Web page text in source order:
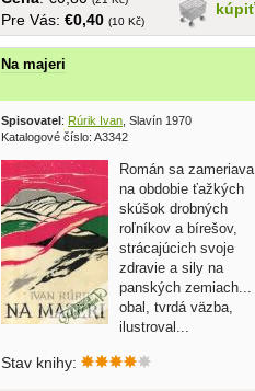
kúpiť
Pre Vás: €0,40 (10 Kč)
Na majeri
Spisovatel: Rúrik Ivan , Slavín 1970
Katalogové číslo: A3342
Román sa zameriava
na obdobie ťažkých
skúšok drobných
roľníkov a bírešov,
strácajúcich svoje
zdravie a sily na
panských zemiach...
obal, tvrdá väzba,
ilustroval...
Stav knihy: